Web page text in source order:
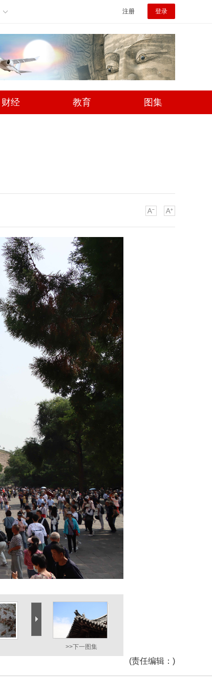
注册 登录
财经 教育 图集
>>下一图集
(责任编辑 ：)